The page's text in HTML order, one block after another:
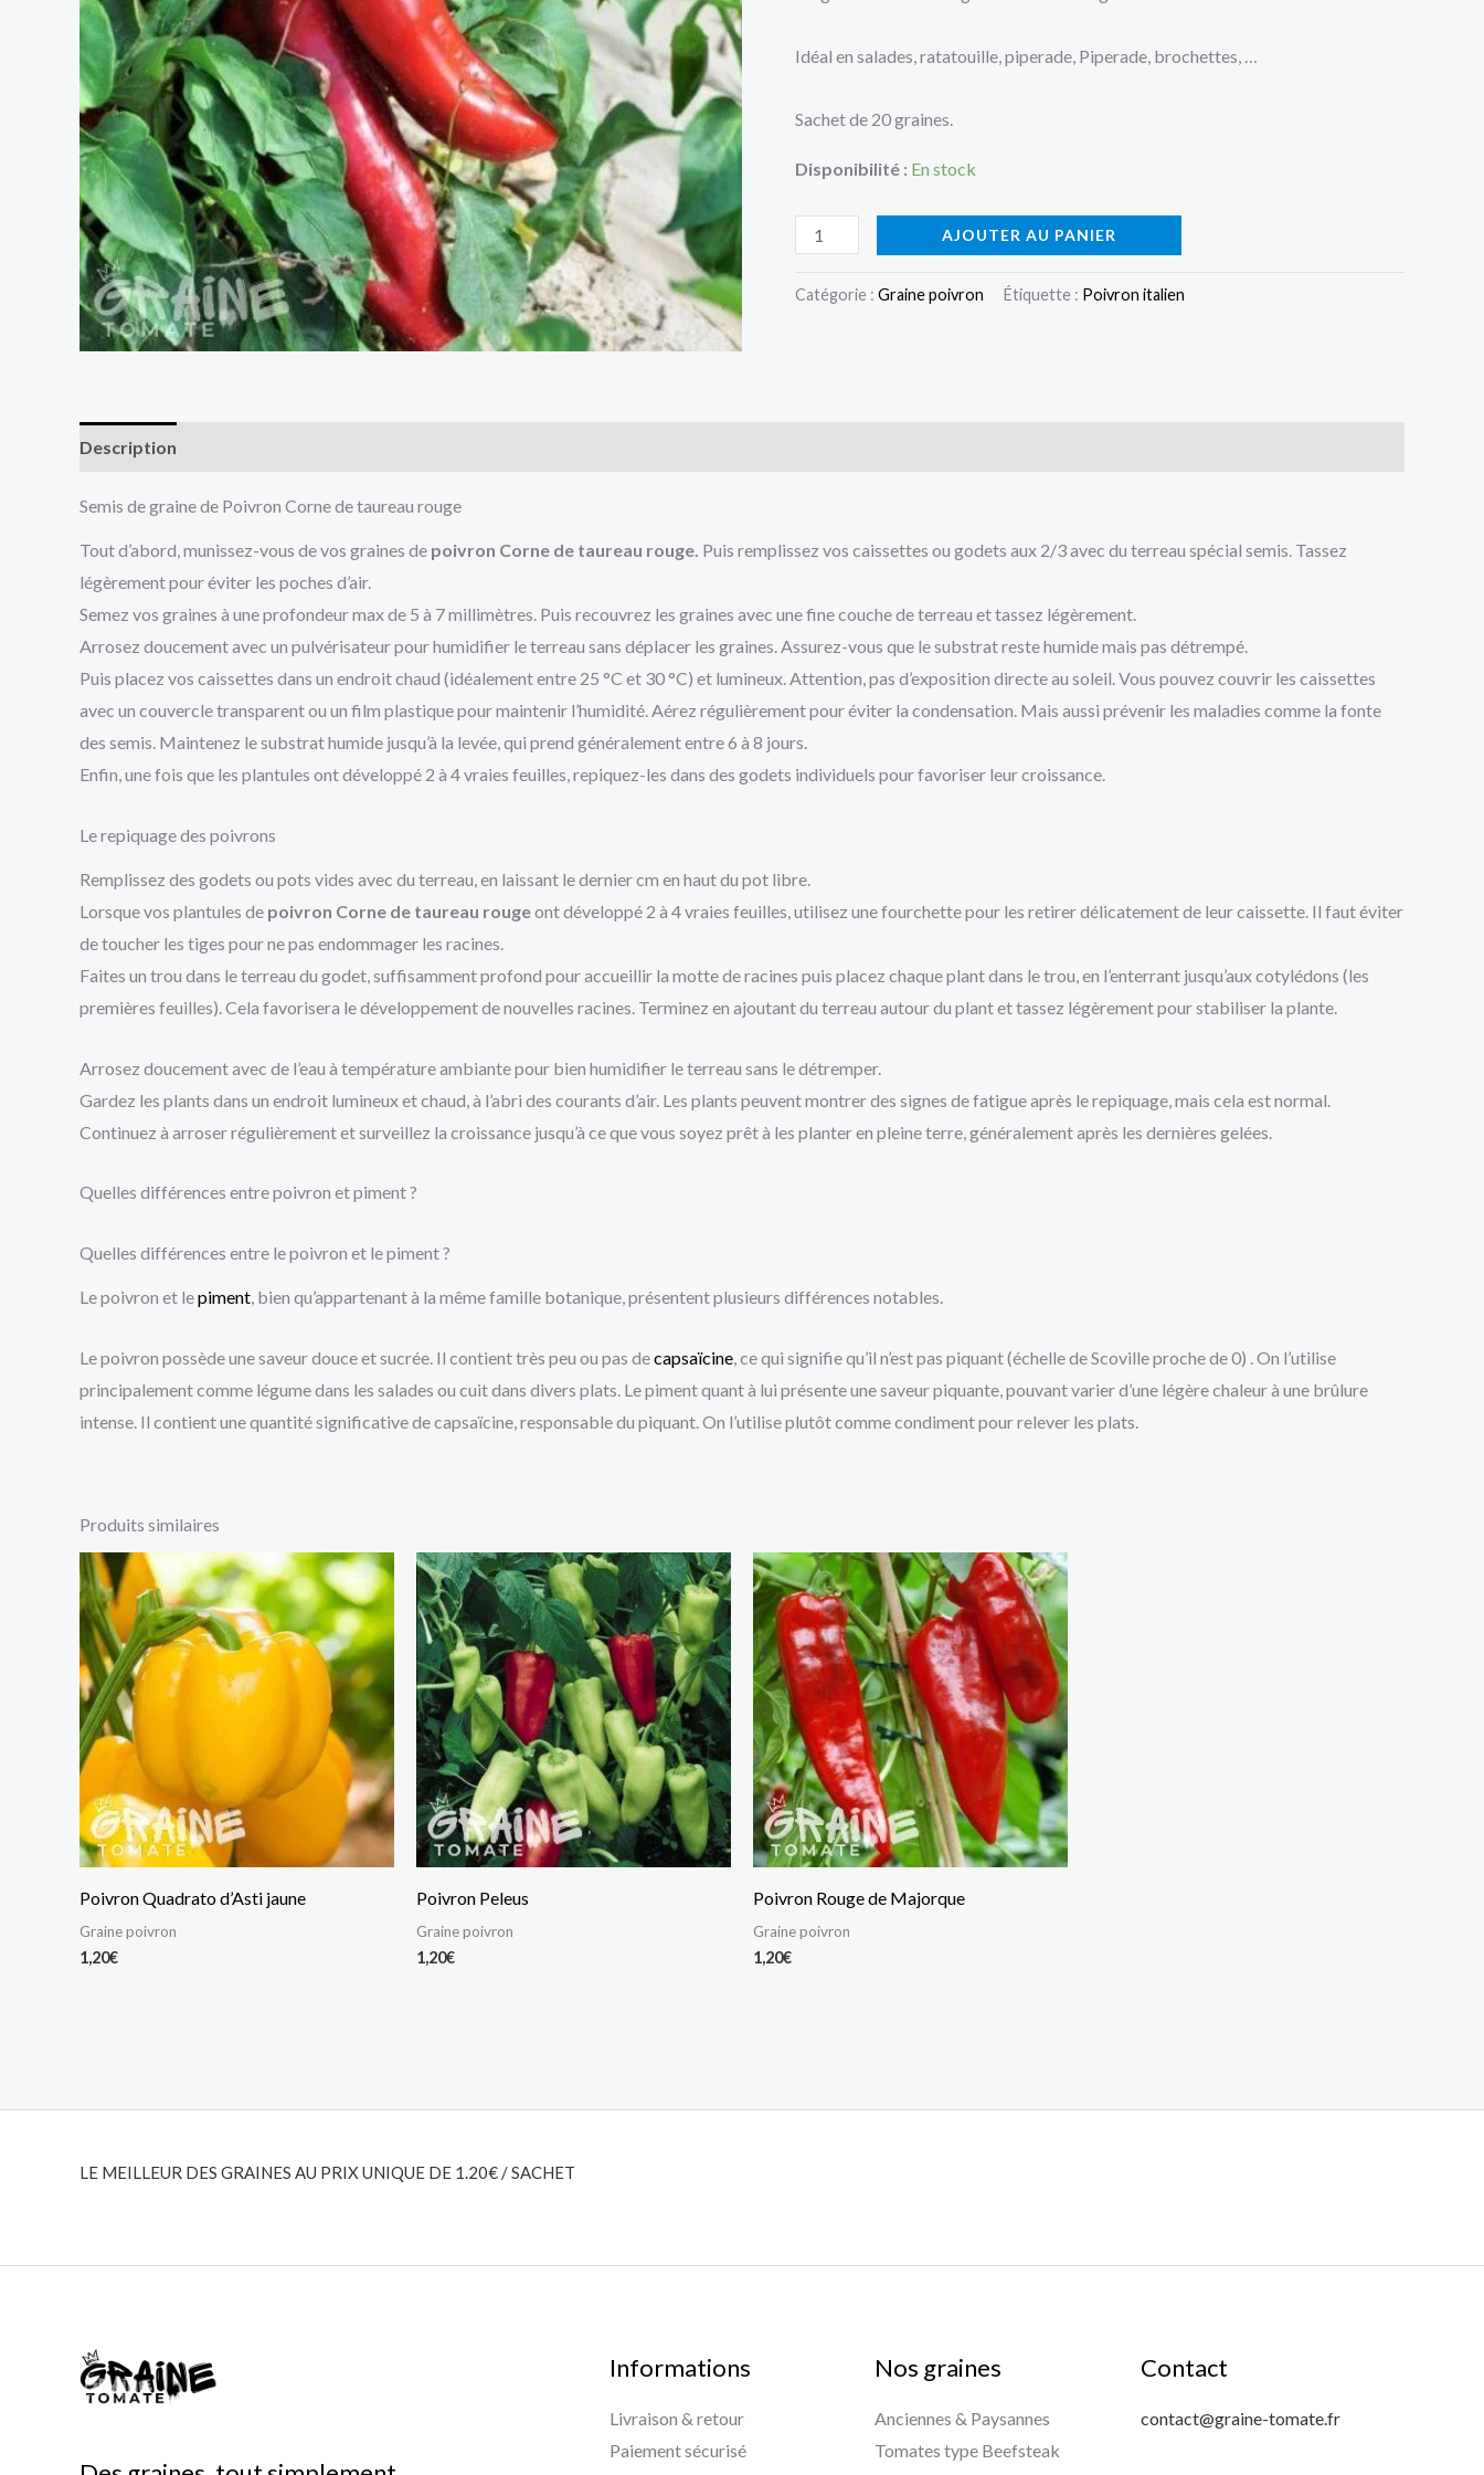
Idéal en salades, ratatouille, piperade, Piperade, brochettes, …
Sachet de 20 graines.
Disponibilité : En stock
quantité
Poivron
AJOUTER AU PANIER
Catégorie : Graine poivron Étiquette : Poivron italien
Description
Semis de graine de Poivron Corne de taureau rouge
Tout d’abord, munissez-vous de vos graines de poivron Corne de taureau rouge. Puis remplissez vos caissettes ou godets aux 2/3 avec du terreau spécial semis. Tassez
légèrement pour éviter les poches d’air.
Semez vos graines à une profondeur max de 5 à 7 millimètres. Puis recouvrez les graines avec une fine couche de terreau et tassez légèrement.
Arrosez doucement avec un pulvérisateur pour humidifier le terreau sans déplacer les graines. Assurez-vous que le substrat reste humide mais pas détrempé.
Puis placez vos caissettes dans un endroit chaud (idéalement entre 25 °C et 30 °C) et lumineux. Attention, pas d’exposition directe au soleil. Vous pouvez couvrir les caissettes
avec un couvercle transparent ou un film plastique pour maintenir l’humidité. Aérez régulièrement pour éviter la condensation. Mais aussi prévenir les maladies comme la fonte
des semis. Maintenez le substrat humide jusqu’à la levée, qui prend généralement entre 6 à 8 jours.
Enfin, une fois que les plantules ont développé 2 à 4 vraies feuilles, repiquez-les dans des godets individuels pour favoriser leur croissance.
Le repiquage des poivrons
Remplissez des godets ou pots vides avec du terreau, en laissant le dernier cm en haut du pot libre.
Lorsque vos plantules de poivron Corne de taureau rougeont développé 2 à 4 vraies feuilles, utilisez une fourchette pour les retirer délicatement de leur caissette. Il faut éviter
de toucher les tiges pour ne pas endommager les racines.
Faites un trou dans le terreau du godet, suffisamment profond pour accueillir la motte de racines puis placez chaque plant dans le trou, en l’enterrant jusqu’aux cotylédons (les
premières feuilles). Cela favorisera le développement de nouvelles racines. Terminez en ajoutant du terreau autour du plant et tassez légèrement pour stabiliser la plante.
Arrosez doucement avec de l’eau à température ambiante pour bien humidifier le terreau sans le détremper.
Gardez les plants dans un endroit lumineux et chaud, à l’abri des courants d’air. Les plants peuvent montrer des signes de fatigue après le repiquage, mais cela est normal.
Continuez à arroser régulièrement et surveillez la croissance jusqu’à ce que vous soyez prêt à les planter en pleine terre, généralement après les dernières gelées.
Quelles différences entre poivron et piment ?
Quelles différences entre le poivron et le piment ?
Le poivron et lepiment, bien qu’appartenant à la même famille botanique, présentent plusieurs différences notables.
Le poivron possède une saveur douce et sucrée. Il contient très peu ou pas decapsaïcine , ce qui signifie qu’il n’est pas piquant (échelle de Scoville proche de 0) . On l’utilise
principalement comme légume dans les salades ou cuit dans divers plats. Le piment quant à lui présente une saveur piquante, pouvant varier d’une légère chaleur à une brûlure
intense. Il contient une quantité significative de capsaïcine, responsable du piquant. On l’utilise plutôtcomme condiment pour relever les plats.
Produits similaires
Poivron Quadrato d’Asti jaune
Graine poivron
1,20€
Poivron Peleus
Graine poivron
1,20€
Poivron Rouge de Majorque
Graine poivron
1,20€
LE MEILLEUR DES GRAINES AU PRIX UNIQUE DE 1.20€ / SACHET
Informations
Livraison & retour
Paiement sécurisé
Nos graines
Anciennes & Paysannes
Tomates type Beefsteak
Contact
contact@graine-tomate.fr